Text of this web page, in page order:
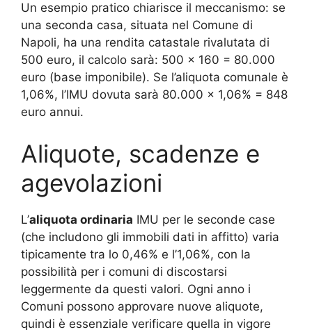
Un esempio pratico chiarisce il meccanismo: se
una seconda casa, situata nel Comune di
Napoli, ha una rendita catastale rivalutata di
500 euro, il calcolo sarà: 500 x 160 = 80.000
euro (base imponibile). Se l’aliquota comunale è
1,06%, l’IMU dovuta sarà 80.000 x 1,06% = 848
euro annui.
Aliquote, scadenze e
agevolazioni
L’aliquota ordinaria IMU per le seconde case
(che includono gli immobili dati in affitto) varia
tipicamente tra lo 0,46% e l’1,06%, con la
possibilità per i comuni di discostarsi
leggermente da questi valori. Ogni anno i
Comuni possono approvare nuove aliquote,
quindi è essenziale verificare quella in vigore